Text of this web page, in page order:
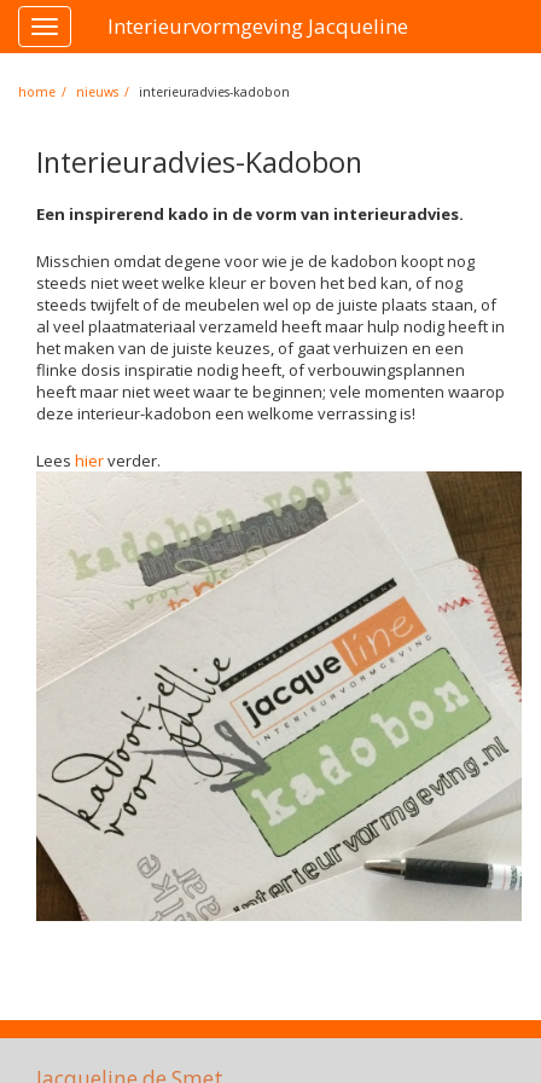
Toggle
navigation
Interieurvormgeving Jacqueline
home nieuws interieuradvies-kadobon
Interieuradvies-Kadobon
Een inspirerend kado in de vorm van interieuradvies.
Misschien omdat degene voor wie je de kadobon koopt nog
steeds niet weet welke kleur er boven het bed kan, of nog
steeds twijfelt of de meubelen wel op de juiste plaats staan, of
al veel plaatmateriaal verzameld heeft maar hulp nodig heeft in
het maken van de juiste keuzes, of gaat verhuizen en een
flinke dosis inspiratie nodig heeft, of verbouwingsplannen
heeft maar niet weet waar te beginnen; vele momenten waarop
deze interieur-kadobon een welkome verrassing is!
Lees hierverder.